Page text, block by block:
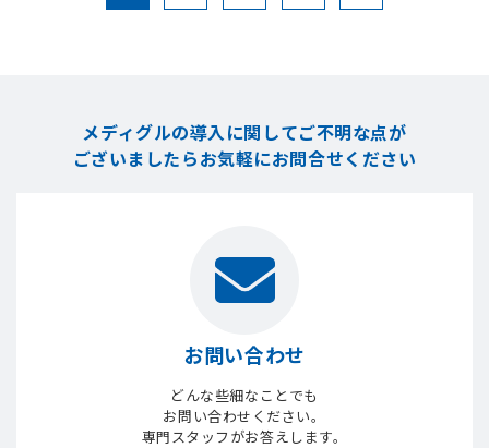
メディグルの導入に関してご不明な点が
ございましたらお気軽にお問合せください
お問い合わせ
どんな些細なことでも
お問い合わせください。
専門スタッフがお答えします。